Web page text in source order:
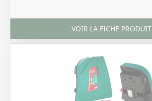
VOIR LA FICHE PRODUIT